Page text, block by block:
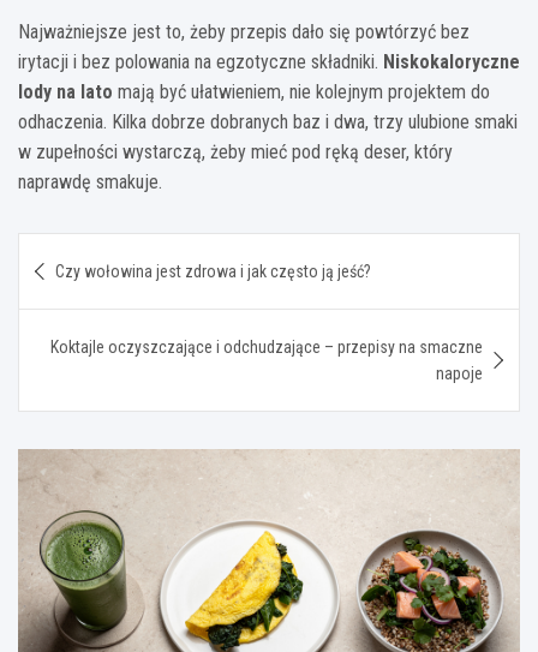
Najważniejsze jest to, żeby przepis dało się powtórzyć bez
irytacji i bez polowania na egzotyczne składniki. Niskokaloryczne
lody na lato mają być ułatwieniem, nie kolejnym projektem do
odhaczenia. Kilka dobrze dobranych baz i dwa, trzy ulubione smaki
w zupełności wystarczą, żeby mieć pod ręką deser, który
naprawdę smakuje.
wpisu
Czy wołowina jest zdrowa i jak często ją jeść?
Koktajle oczyszczające i odchudzające – przepisy na smaczne
napoje